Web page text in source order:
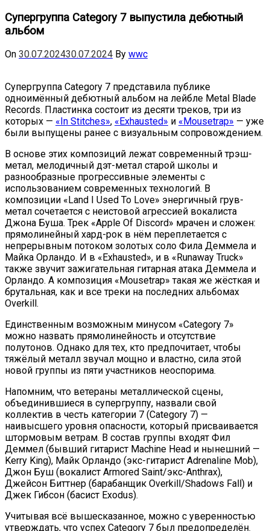
Супергруппа Category 7 выпустила дебютный
альбом
On 30.07.202430.07.2024 By wwc
Супергруппа Category 7 представила публике
одноимённый дебютный альбом на лейбле Metal Blade
Records. Пластинка состоит из десяти треков, три из
которых — «In Stitches», «Exhausted» и «Mousetrap» — уже
были выпущены ранее с визуальным сопровождением.
В основе этих композиций лежат современный трэш-
метал, мелодичный дэт-метал старой школы и
разнообразные прогрессивные элементы с
использованием современных технологий. В
композиции «Land I Used To Love» энергичный грув-
метал сочетается с неистовой агрессией вокалиста
Джона Буша. Трек «Apple Of Discord» мрачен и сложен:
прямолинейный хард-рок в нём переплетается с
непрерывным потоком золотых соло Фила Деммела и
Майка Орландо. И в «Exhausted», и в «Runaway Truck»
также звучит зажигательная гитарная атака Деммела и
Орландо. А композиция «Mousetrap» такая же жёсткая и
брутальная, как и все треки на последних альбомах
Overkill.
Единственным возможным минусом «Category 7»
можно назвать прямолинейность и отсутствие
полутонов. Однако для тех, кто предпочитает, чтобы
тяжёлый металл звучал мощно и властно, сила этой
новой группы из пяти участников неоспорима.
Напомним, что ветераны металлической сцены,
объединившиеся в супергруппу, назвали свой
коллектив в честь категории 7 (Category 7) —
наивысшего уровня опасности, который присваивается
штормовым ветрам. В состав группы входят Фил
Деммел (бывший гитарист Machine Head и нынешний —
Kerry King), Майк Орландо (экс-гитарист Adrenaline Mob),
Джон Буш (вокалист Armored Saint/экс-Anthrax),
Джейсон Биттнер (барабанщик Overkill/Shadows Fall) и
Джек Гибсон (басист Exodus).
Учитывая всё вышесказанное, можно с уверенностью
утверждать, что успех Category 7 был предопределён.